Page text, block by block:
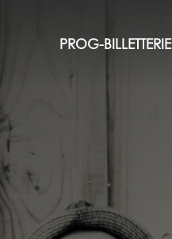
PROG-BILLETTERIE